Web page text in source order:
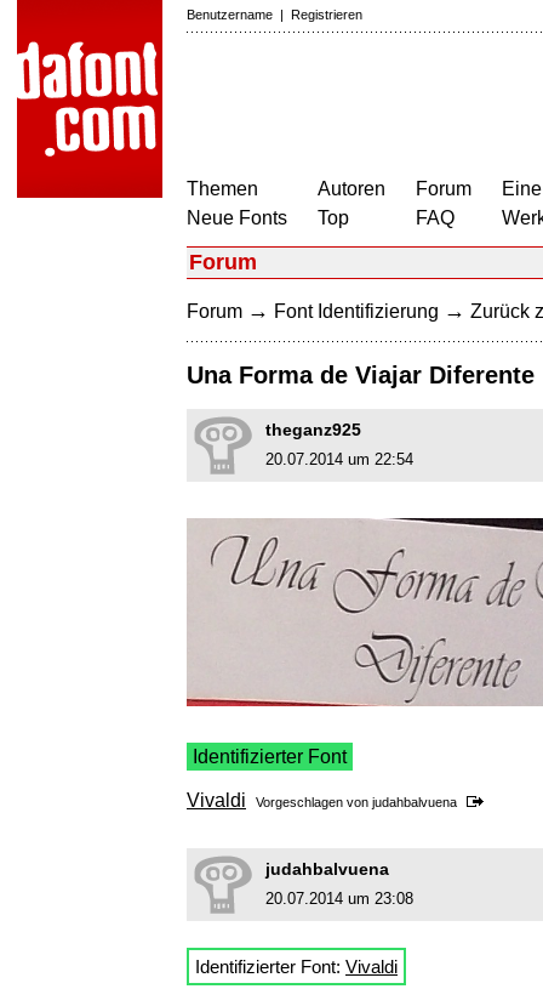
Benutzername | Registrieren
Themen
Neue Fonts
Autoren
Top
Forum
FAQ
Forum
Forum → Font Identifizierung → Zurück
Una Forma de Viajar Diferente
theganz925
20.07.2014 um 22:54
Identifizierter Font
Vivaldi Vorgeschlagen von judahbalvuena
judahbalvuena
20.07.2014 um 23:08
Identifizierter Font: Vivaldi